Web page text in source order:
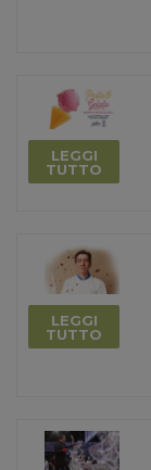
LEGGI
TUTTO
LEGGI
TUTTO